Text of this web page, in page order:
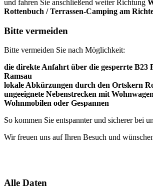
und fahren Sie anschließend weiter Richtung
Rottenbuch / Terrassen-Camping am
Bitte vermeiden
Bitte vermeiden Sie nach Möglichkeit:
die direkte Anfahrt über die gesperrte B23
Ramsau
lokale Abkürzungen durch den Ortskern
ungeeignete Nebenstrecken mit
Wohnmobilen oder Gespannen
So kommen Sie entspannter und sicherer bei
Wir freuen uns auf Ihren Besuch und
Alle Daten